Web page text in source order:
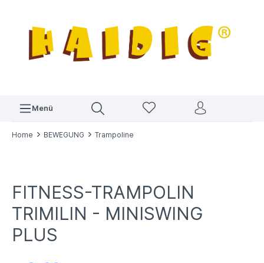
Menü
Home BEWEGUNG Trampoline
FITNESS-TRAMPOLIN
TRIMILIN - MINISWING
PLUS